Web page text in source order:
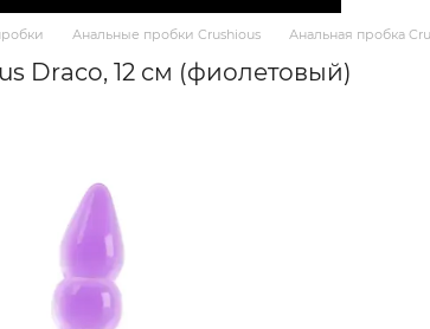
Анальные пробки Crushious Анальная пробка
Draco, 12 см (фиолетовый)